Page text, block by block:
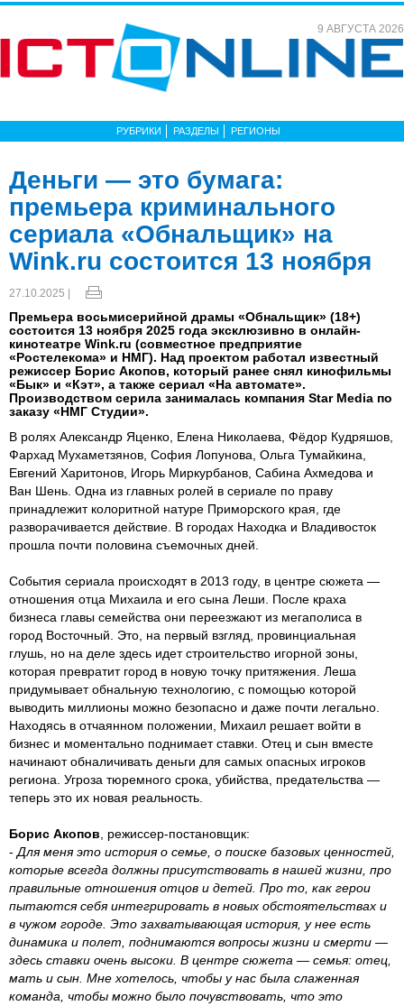
9 АВГУСТА 2026
РУБРИКИ РАЗДЕЛЫ РЕГИОНЫ
Деньги — это бумага:
премьера криминального
сериала «Обнальщик» на
Wink.ru состоится 13 ноября
27.10.2025 |
Премьера восьмисерийной драмы «Обнальщик» (18+)
состоится 13 ноября 2025 года эксклюзивно в онлайн-
кинотеатре Wink.ru (совместное предприятие
«Ростелекома» и НМГ). Над проектом работал известный
режиссер Борис Акопов, который ранее снял кинофильмы
«Бык» и «Кэт», а также сериал «На автомате».
Производством серила занималась компания Star Media по
заказу «НМГ Студии».
В ролях Александр Яценко, Елена Николаева, Фёдор Кудряшов,
Фархад Мухаметзянов, София Лопунова, Ольга Тумайкина,
Евгений Харитонов, Игорь Миркурбанов, Сабина Ахмедова и
Ван Шень. Одна из главных ролей в сериале по праву
принадлежит колоритной натуре Приморского края, где
разворачивается действие. В городах Находка и Владивосток
прошла почти половина съемочных дней.
События сериала происходят в 2013 году, в центре сюжета —
отношения отца Михаила и его сына Леши. После краха
бизнеса главы семейства они переезжают из мегаполиса в
город Восточный. Это, на первый взгляд, провинциальная
глушь, но на деле здесь идет строительство игорной зоны,
которая превратит город в новую точку притяжения. Леша
придумывает обнальную технологию, с помощью которой
выводить миллионы можно безопасно и даже почти легально.
Находясь в отчаянном положении, Михаил решает войти в
бизнес и моментально поднимает ставки. Отец и сын вместе
начинают обналичивать деньги для самых опасных игроков
региона. Угроза тюремного срока, убийства, предательства —
теперь это их новая реальность.
Борис Акопов , режиссер-постановщик:
- Для меня это история о семье, о поиске базовых ценностей,
которые всегда должны присутствовать в нашей жизни, про
правильные отношения отцов и детей. Про то, как герои
пытаются себя интегрировать в новых обстоятельствах и
в чужом городе. Это захватывающая история, у нее есть
динамика и полет, поднимаются вопросы жизни и смерти —
здесь ставки очень высоки. В центре сюжета — семья: отец,
мать и сын. Мне хотелось, чтобы у нас была слаженная
команда, чтобы можно было почувствовать, что это